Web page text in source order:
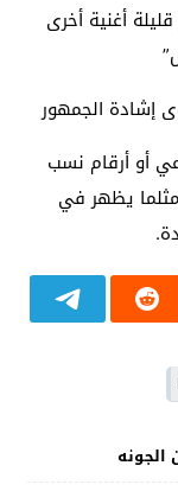
أغنية أخرى
إشادة الجمهور
أو أرقام نسب
يظهر في
الجونه